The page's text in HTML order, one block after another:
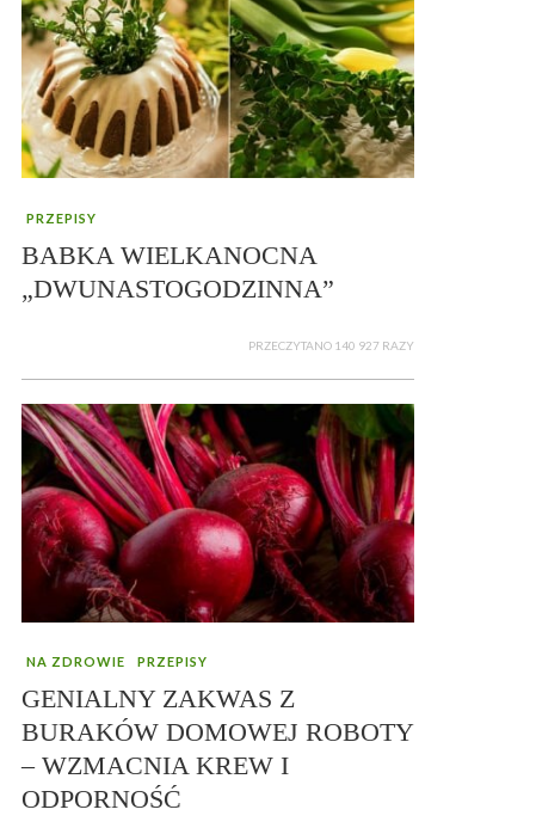
PRZEPISY
BABKA WIELKANOCNA
„DWUNASTOGODZINNA”
PRZECZYTANO 140 927 RAZY
NA ZDROWIE PRZEPISY
GENIALNY ZAKWAS Z
BURAKÓW DOMOWEJ ROBOTY
– WZMACNIA KREW I
ODPORNOŚĆ